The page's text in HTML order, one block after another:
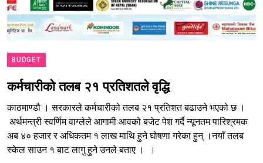
BUDGET
कर्मचारीको तलब २१ प्रतिशतले वृद्धि
काठमाण्डौ । सरकारले कर्मचारीको तलब २१ प्रतिशत बढाउने भएको छ ।
अर्थमन्त्री स्वर्णिम वाग्लेले आगामी आवको बजेट पेश गर्दै न्यूनतम पारिश्रमक
अब ४० हजार र अधिकतम १ लाख माथि हुने घोषणा गरेका हुन् ।नयाँ तलब
स्केल साउन १ बाट लागु हुने उनले बताए । ।